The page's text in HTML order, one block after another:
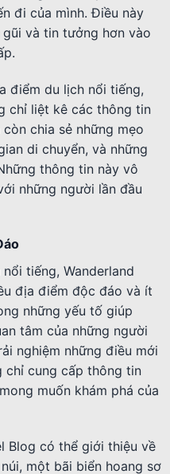
đi của mình. Điều này
và tin tưởng hơn vào
điểm du lịch nổi tiếng,
chỉ liệt kê các thông tin
chia sẻ những mẹo
di chuyển, và những
thông tin này vô
những người lần đầu
tiếng, Wanderland
địa điểm độc đáo và ít
những yếu tố giúp
tâm của những người
nghiệm những điều mới
chỉ cung cấp thông tin
muốn khám phá của
Blog có thể giới thiệu về
một bãi biển hoang sơ